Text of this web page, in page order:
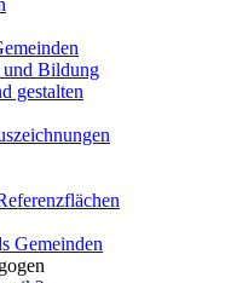
und Bildung
gestalten
Gemeinden